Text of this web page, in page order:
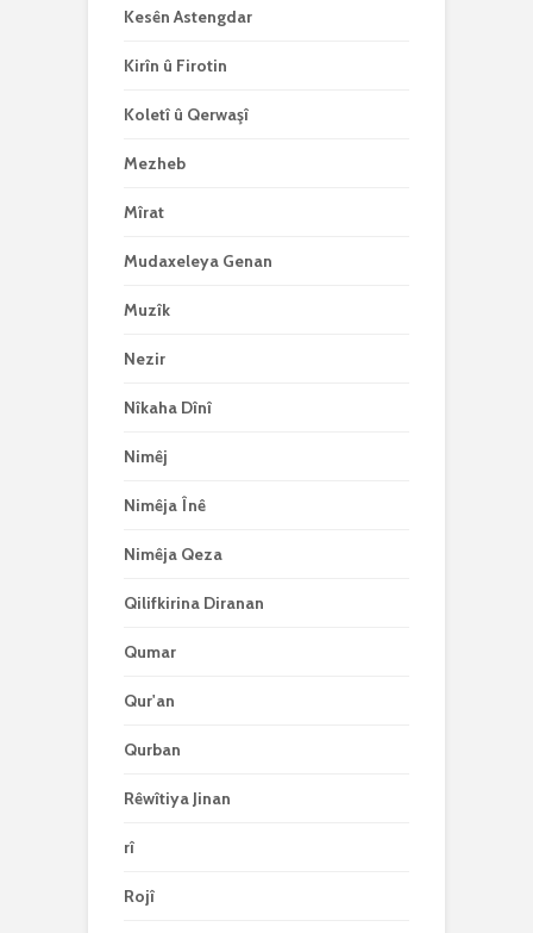
Kesên Astengdar
Kirîn û Firotin
Koletî û Qerwaşî
Mezheb
Mîrat
Mudaxeleya Genan
Muzîk
Nezir
Nîkaha Dînî
Nimêj
Nimêja Înê
Nimêja Qeza
Qilifkirina Diranan
Qumar
Qur'an
Qurban
Rêwîtiya Jinan
rî
Rojî